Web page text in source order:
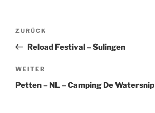
Beitragsnavigation
Vorheriger
Beitrag
ZURÜCK
Reload Festival – Sulingen
Nächster
Beitrag
WEITER
Petten – NL – Camping De Watersnip